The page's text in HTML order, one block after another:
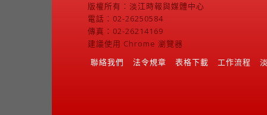
版權所有：淡江時報與媒體中心
電話：02-26250584
傳真：02-26214169
建議使用 Chrome 瀏覽器
聯絡我們
法令規章 表格下載 工作流程